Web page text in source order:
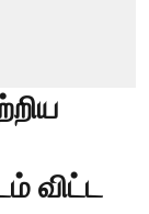
விட்ட